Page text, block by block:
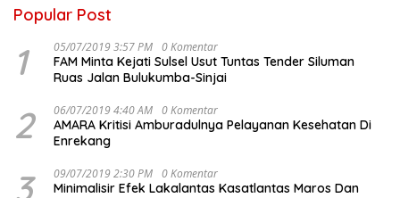
Popular Post
1 05/07/2019 3:57 PM 0 Komentar
FAM Minta Kejati Sulsel Usut Tuntas Tender Siluman
Ruas Jalan Bulukumba-Sinjai
2 06/07/2019 4:40 AM 0 Komentar
AMARA Kritisi Amburadulnya Pelayanan Kesehatan Di
Enrekang
3 09/07/2019 2:30 PM 0 Komentar
Minimalisir Efek Lakalantas Kasatlantas Maros Dan